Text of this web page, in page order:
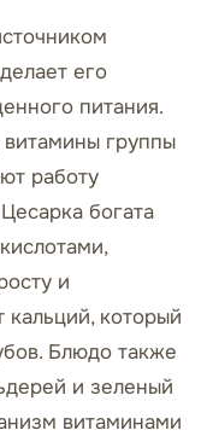
его
питания.
витамины группы
работу
богата
и
кальций, который
Блюдо также
и зеленый
витаминами